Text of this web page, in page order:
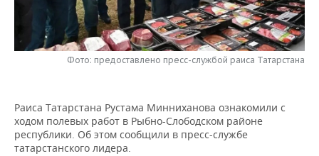
ЭНЕРГЕТИКА
УСЛУГИ
МЕДИА
ТЕЛЕКОММУНИКАЦИИ
ВЫЕЗДНАЯ РЕДАКЦИЯ
БИЗНЕС-БРАНЧИ
ОТКРЫТАЯ ЛЕКЦИЯ
НОВОСТИ СПОРТА
ФУТБОЛ
БАСКЕТБОЛ
ВОЛЕЙБОЛ
ОБЩЕСТВО
НОВОСТИ ОБЩЕСТВА
ИНФРАСТРУКТУРА
ИСТОРИЯ
ФОТОГАЛЕРЕЯ
СПРАВОЧНИК
СПИСОК ПЕРСОН
ПОЛНАЯ ВЕРСИЯ
Фото: предоставлено пресс-службой раиса Татарстана
Раиса Татарстана Рустама Минниханова ознакомили с
ходом полевых работ в Рыбно-Слободском районе
республики. Об этом сообщили в пресс-службе
татарстанского лидера.